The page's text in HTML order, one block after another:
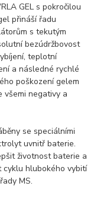
GEL s pokročilou
přináší řadu
s tekutým
bezúdržbovost
teplotní
a následné rychlé
poškození gelem
všemi negativy a
se speciálními
uvnitř baterie.
životnost baterie a
cyklu hlubokého vybití
MS.